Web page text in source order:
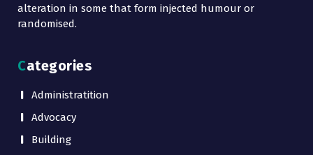
alteration in some that form injected humour or
randomised.
Categories
Administratition
Advocacy
Building